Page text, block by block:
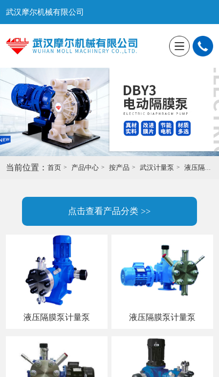
武汉摩尔机械有限公司
当前位置： 首页 产品中心 按产品 武汉计量泵 液压隔膜泵计量泵
点击查看产品分类 >>
液压隔膜泵计量泵 液压隔膜泵计量泵